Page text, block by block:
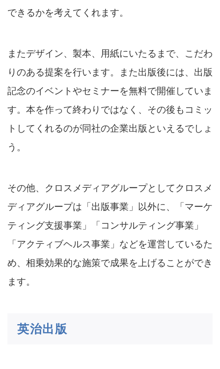
できるかを考えてくれます。
またデザイン、製本、用紙にいたるまで、こだわ
りのある提案を行います。また出版後には、出版
記念のイベントやセミナーを無料で開催していま
す。本を作って終わりではなく、その後もコミッ
トしてくれるのが同社の企業出版といえるでしょ
う。
その他、クロスメディアグループとしてクロスメ
ディアグループは「出版事業」以外に、「マーケ
ティング支援事業」「コンサルティング事業」
「アクティブヘルス事業」などを運営しているた
め、相乗効果的な施策で成果を上げることができ
ます。
英治出版